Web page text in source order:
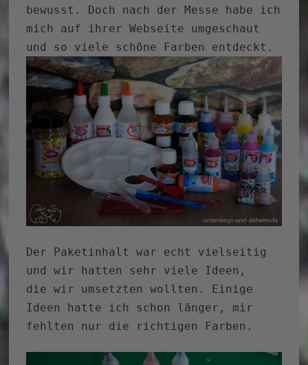
bewusst. Doch nach der Messe habe ich
mich auf ihrer Webseite umgeschaut
und so viele schöne Farben entdeckt.
Der Paketinhalt war echt vielseitig
und wir hatten sehr viele Ideen,
die wir umsetzten wollten. Einige
Ideen hatte ich schon länger, mir
fehlten nur die richtigen Farben.